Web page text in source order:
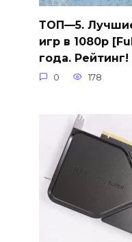
ТОП—5.
игр в 1080p
года. Рейтинг!
0 178